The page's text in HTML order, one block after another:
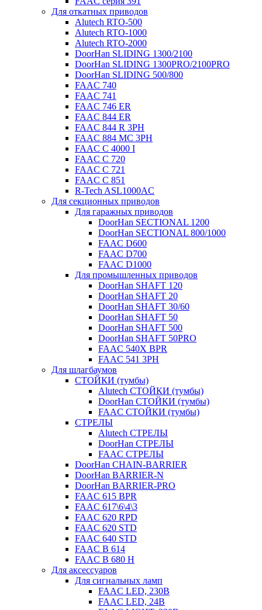
Для откатных приводов
Alutech RTO-500
Alutech RTO-1000
Alutech RTO-2000
DoorHan SLIDING 1300/2100
DoorHan SLIDING 1300PRO/2100PRO
DoorHan SLIDING 500/800
FAAC 740
FAAC 741
FAAC 746 ER
FAAC 844 ER
FAAC 844 R 3PH
FAAC 884 MC 3PH
FAAC C 4000 I
FAAC C 720
FAAC C 721
FAAC C 851
R-Tech ASL1000AC
Для секционных приводов
Для гаражных приводов
DoorHan SECTIONAL 1200
DoorHan SECTIONAL 800/1000
FAAC D600
FAAC D700
FAAC D1000
Для промышленных приводов
DoorHan SHAFT 120
DoorHan SHAFT 20
DoorHan SHAFT 30/60
DoorHan SHAFT 50
DoorHan SHAFT 500
DoorHan SHAFT 50PRO
FAAC 540X BPR
FAAC 541 3PH
Для шлагбаумов
СТОЙКИ (тумбы)
Alutech СТОЙКИ (тумбы)
DoorHan СТОЙКИ (тумбы)
FAAC СТОЙКИ (тумбы)
СТРЕЛЫ
Alutech СТРЕЛЫ
DoorHan СТРЕЛЫ
FAAC СТРЕЛЫ
DoorHan CHAIN-BARRIER
DoorHan BARRIER-N
DoorHan BARRIER-PRO
FAAC 615 BPR
FAAC 617\6\4\3
FAAC 620 RPD
FAAC 620 STD
FAAC 640 STD
FAAC B 614
FAAC B 680 H
Для аксессуаров
Для сигнальных ламп
FAAC LED, 230B
FAAC LED, 24B